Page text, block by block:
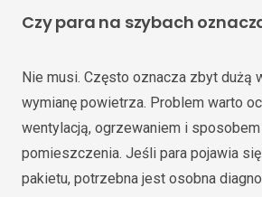
Czy para na szybach
Nie musi. Często oznacza zbyt dużą
wymianę powietrza. Problem warto
wentylacją, ogrzewaniem i
pomieszczenia. Jeśli para pojawia
pakietu, potrzebna jest osobna